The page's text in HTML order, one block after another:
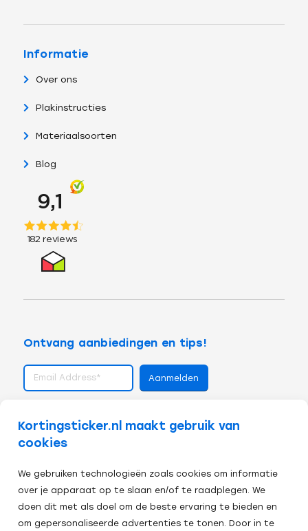
Kortingsticker.nl maakt gebruik van
cookies
We gebruiken technologieën zoals cookies om informatie
over je apparaat op te slaan en/of te raadplegen. We
doen dit met als doel om de beste ervaring te bieden en
om gepersonaliseerde advertenties te tonen. Door in te
Informatie
Over ons
Plakinstructies
Materiaalsoorten
Blog
Ontvang aanbiedingen en tips!